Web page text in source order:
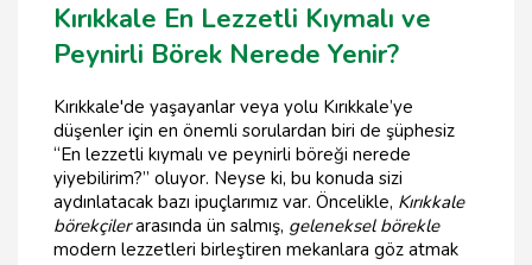
Kırıkkale En Lezzetli Kıymalı ve
Peynirli Börek Nerede Yenir?
Kırıkkale'de yaşayanlar veya yolu Kırıkkale’ye
düşenler için en önemli sorulardan biri de şüphesiz
“En lezzetli kıymalı ve peynirli böreği nerede
yiyebilirim?” oluyor. Neyse ki, bu konuda sizi
aydınlatacak bazı ipuçlarımız var. Öncelikle, Kırıkkale
börekçilerarasında ün salmış, geleneksel börekle
modern lezzetleri birleştiren mekanlara göz atmak